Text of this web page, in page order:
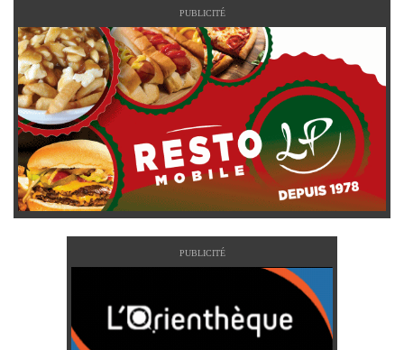
PUBLICITÉ
PUBLICITÉ